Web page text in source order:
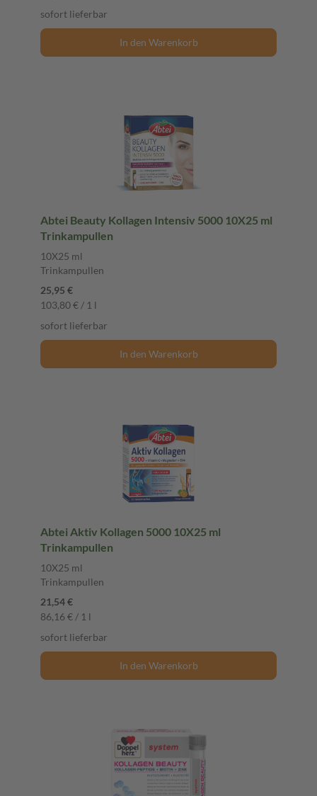
sofort lieferbar
In den Warenkorb
Abtei Beauty Kollagen Intensiv 5000 10X25 ml
Trinkampullen
10X25 ml
Trinkampullen
25,95 €
103,80 € / 1 l
sofort lieferbar
In den Warenkorb
Abtei Aktiv Kollagen 5000 10X25 ml
Trinkampullen
10X25 ml
Trinkampullen
21,54 €
86,16 € / 1 l
sofort lieferbar
In den Warenkorb